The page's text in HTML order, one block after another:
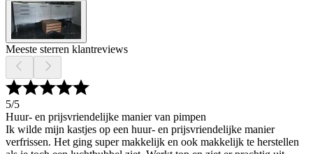
Meeste sterren klantreviews
5/5
Huur- en prijsvriendelijke manier van pimpen
Ik wilde mijn kastjes op een huur- en prijsvriendelijke manier
verfrissen. Het ging super makkelijk en ook makkelijk te herstellen